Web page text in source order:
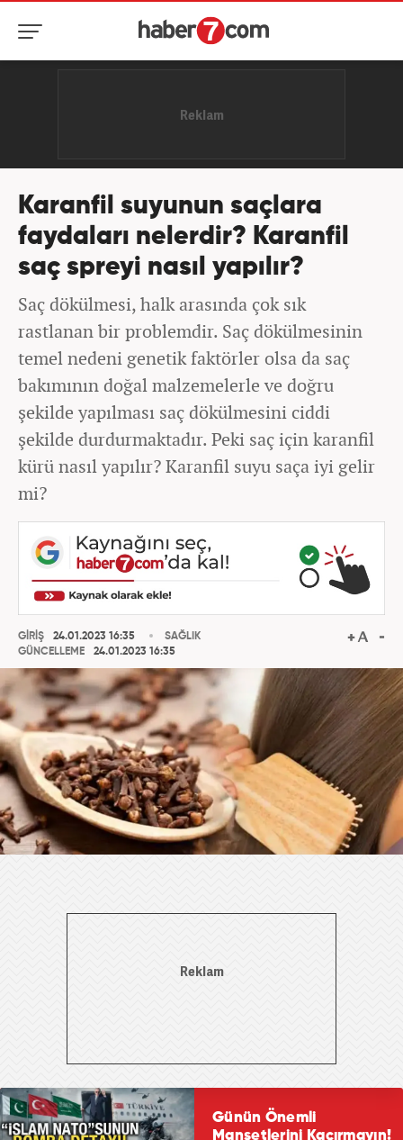
Karanfil suyunun saçlara
faydaları nelerdir? Karanfil
saç spreyi nasıl yapılır?
Saç dökülmesi, halk arasında çok sık
rastlanan bir problemdir. Saç dökülmesinin
temel nedeni genetik faktörler olsa da saç
bakımının doğal malzemelerle ve doğru
şekilde yapılması saç dökülmesini ciddi
şekilde durdurmaktadır. Peki saç için karanfil
kürü nasıl yapılır? Karanfil suyu saça iyi gelir
mi?
GİRİŞ
24.01.2023 16:35
GÜNCELLEME
24.01.2023 16:35
SAĞLIK